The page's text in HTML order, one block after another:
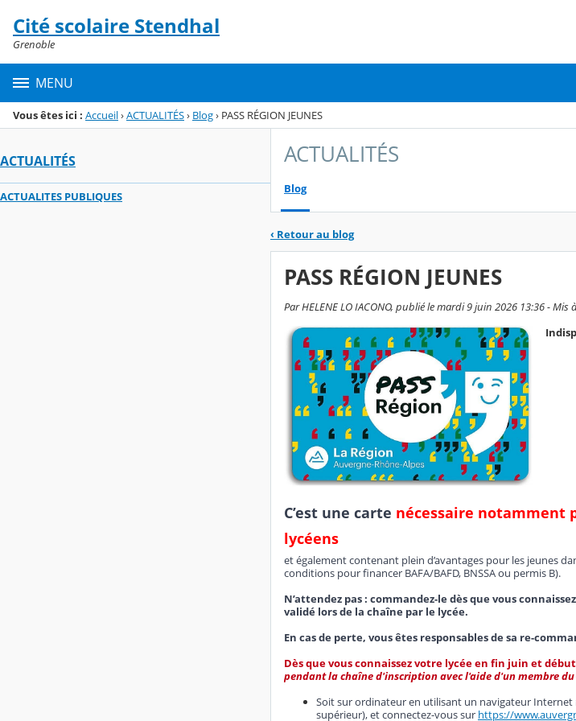
Menu de la rubrique
Contenu
Cité scolaire Stendhal
Grenoble
MENU
Vous êtes ici : Accueil›ACTUALITÉS› Blog› PASS RÉGION JEUNES
ACTUALITÉS
ACTUALITES PUBLIQUES
ACTUALITÉS
Blog
‹ Retour au blog
PASS RÉGION JEUNES
Par HELENE LO IACONO, publié le mardi 9 juin 2026 13:36 -
C’est une carte nécessaire notamment
lycéens
et également contenant plein d’avantages pour les jeunes
conditions pour financer BAFA/BAFD, BNSSA ou permis B).
N’attendez pas : commandez-le dès que vous
validé lors de la chaîne par le lycée.
En cas de perte, vous êtes responsables de sa re-
Dès que vous connaissez votre lycée en fin juin et
pendant la chaîne d'inscription avec l'aide d'un membre du
Soit sur ordinateur en utilisant un navigateur Internet
supérieur), et connectez-vous sur https://